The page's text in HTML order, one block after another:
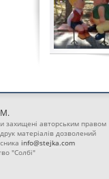
захищені авторським правом
матеріалів дозволений
info@stejka.com
"Солбі"